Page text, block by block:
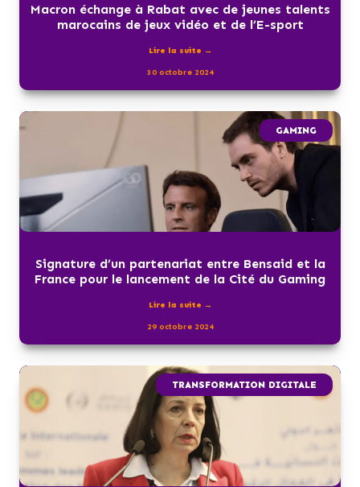
Macron échange à Rabat avec de jeunes talents
marocains de jeux vidéo et de l’E-sport
Lire la suite →
30 octobre 2024
GAMING
Signature d’un partenariat entre Bensaid et la
France pour le lancement de la Cité du Gaming
Lire la suite →
29 octobre 2024
TRANSFORMATION DIGITALE